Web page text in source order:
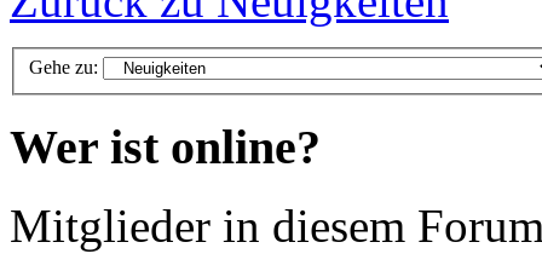
Gehe zu:
Wer ist online?
Mitglieder in diesem